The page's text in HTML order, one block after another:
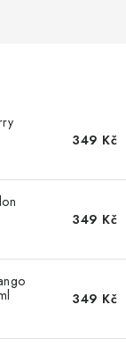
349 Kč
349 Kč
349 Kč